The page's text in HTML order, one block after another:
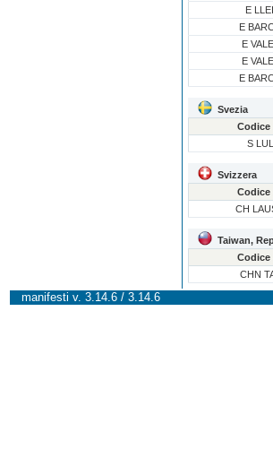
E
E
E
E
E
Svezia
Codice
S
Svizzera
Codice
CH
Taiwan,
Codice
CHN
manifesti v. 3.14.6 / 3.14.6